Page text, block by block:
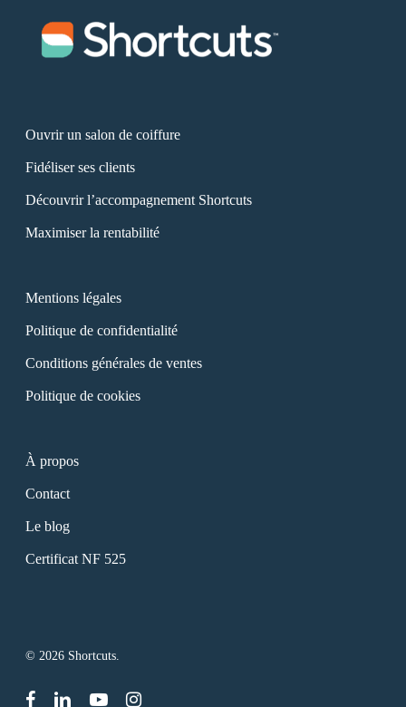
Ouvrir un salon de coiffure
Fidéliser ses clients
Découvrir l’accompagnement Shortcuts
Maximiser la rentabilité
Mentions légales
Politique de confidentialité
Conditions générales de ventes
Politique de cookies
À propos
Contact
Le blog
Certificat NF 525
© 2026 Shortcuts.
facebooklinkedinyoutubeinstagram